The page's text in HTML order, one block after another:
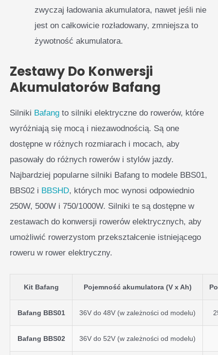
zwyczaj ładowania akumulatora, nawet jeśli nie
jest on całkowicie rozładowany, zmniejsza to
żywotność akumulatora.
Zestawy Do Konwersji
Akumulatorów Bafang
Silniki Bafang to silniki elektryczne do rowerów, które
wyróżniają się mocą i niezawodnością. Są one
dostępne w różnych rozmiarach i mocach, aby
pasowały do różnych rowerów i stylów jazdy.
Najbardziej popularne silniki Bafang to modele BBS01,
BBS02 i BBSHD, których moc wynosi odpowiednio
250W, 500W i 750/1000W. Silniki te są dostępne w
zestawach do konwersji rowerów elektrycznych, aby
umożliwić rowerzystom przekształcenie istniejącego
roweru w rower elektryczny.
Kit Bafang Pojemność akumulatora (V x Ah)
Bafang BBS01 36V do 48V (w zależności od modelu)
Bafang BBS02 36V do 52V (w zależności od modelu)